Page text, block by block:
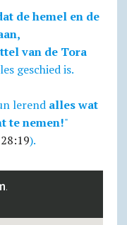
de hemel en de
van de Tora
geschied is.
lerend alles wat
te nemen!"
).